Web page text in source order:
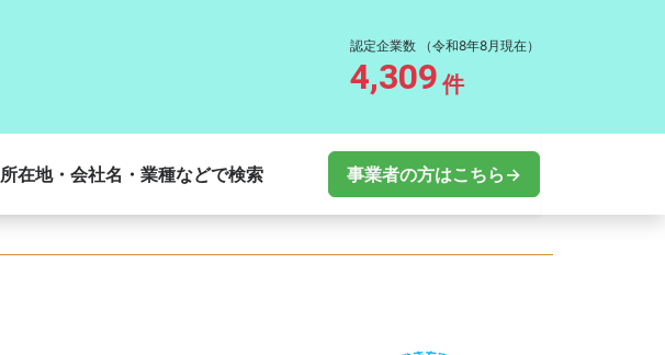
認定企業数 （令和8年8月現在）
4,309 件
所在地・会社名・業種などで検索 事業者の方はこちら→